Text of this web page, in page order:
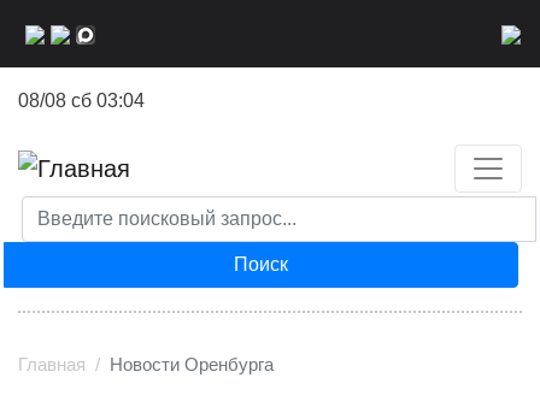
08/08 сб 03:04
Поиск
Главная Новости Оренбурга